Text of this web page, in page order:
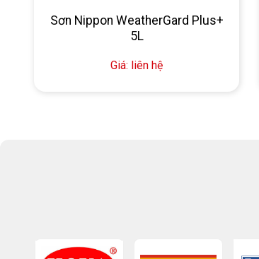
Sơn Nippon WeatherGard Plus+
5L
Giá: liên hệ